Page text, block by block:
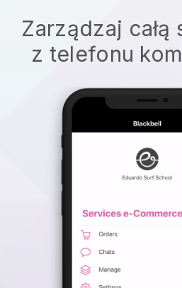
Zarządzaj
z telefonu